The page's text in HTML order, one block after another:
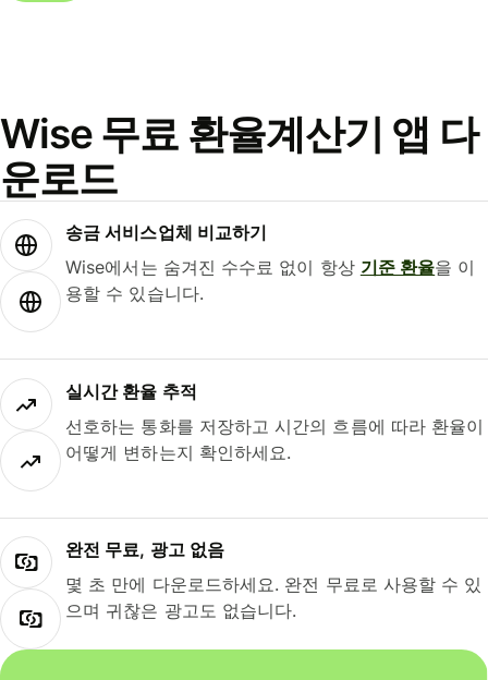
Wise 무료 환율계산기 앱 다
운로드
송금 서비스업체 비교하기
Wise에서는 숨겨진 수수료 없이 항상 기준 환율을 이
용할 수 있습니다.
실시간 환율 추적
선호하는 통화를 저장하고 시간의 흐름에 따라 환율이
어떻게 변하는지 확인하세요.
완전 무료, 광고 없음
몇 초 만에 다운로드하세요. 완전 무료로 사용할 수 있
으며 귀찮은 광고도 없습니다.